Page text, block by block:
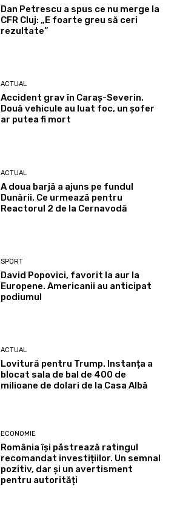
Dan Petrescu a spus ce nu merge la
CFR Cluj: „E foarte greu să ceri
rezultate”
ACTUAL
Accident grav în Caraș-Severin.
Două vehicule au luat foc, un șofer
ar putea fi mort
ACTUAL
A doua barjă a ajuns pe fundul
Dunării. Ce urmează pentru
Reactorul 2 de la Cernavodă
SPORT
David Popovici, favorit la aur la
Europene. Americanii au anticipat
podiumul
ACTUAL
Lovitură pentru Trump. Instanța a
blocat sala de bal de 400 de
milioane de dolari de la Casa Albă
ECONOMIE
România își păstrează ratingul
recomandat investițiilor. Un semnal
pozitiv, dar și un avertisment
pentru autorități